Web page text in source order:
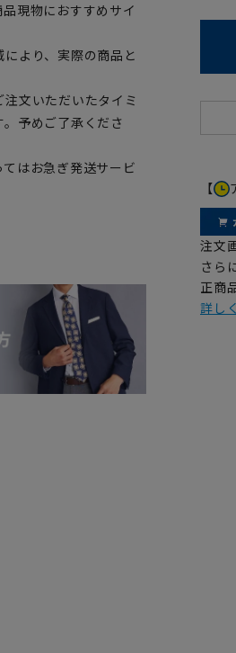
現物におすすめサイ
より、実際の商品と
文いただいたタイミ
予めご了承くださ
はお急ぎ発送サービ
【
注文
さら
正商
詳し